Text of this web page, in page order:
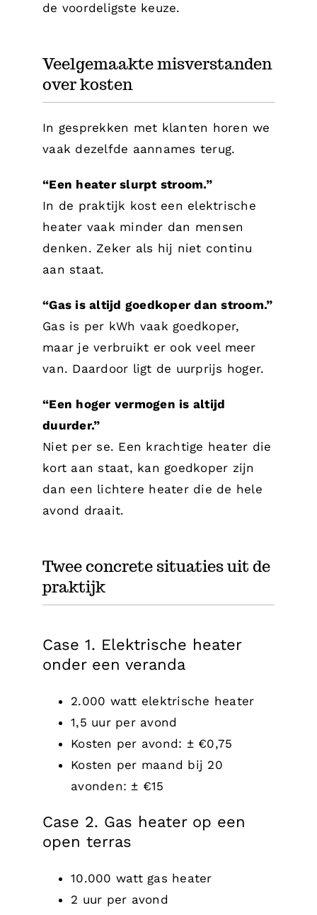
de voordeligste keuze.
Veelgemaakte misverstanden
over kosten
In gesprekken met klanten horen we
vaak dezelfde aannames terug.
“Een heater slurpt stroom.”
In de praktijk kost een elektrische
heater vaak minder dan mensen
denken. Zeker als hij niet continu
aan staat.
“Gas is altijd goedkoper dan stroom.”
Gas is per kWh vaak goedkoper,
maar je verbruikt er ook veel meer
van. Daardoor ligt de uurprijs hoger.
“Een hoger vermogen is altijd
duurder.”
Niet per se. Een krachtige heater die
kort aan staat, kan goedkoper zijn
dan een lichtere heater die de hele
avond draait.
Twee concrete situaties uit de
praktijk
Case 1. Elektrische heater
onder een veranda
2.000 watt elektrische heater
1,5 uur per avond
Kosten per avond: ± €0,75
Kosten per maand bij 20
avonden: ± €15
Case 2. Gas heater op een
open terras
10.000 watt gas heater
2 uur per avond